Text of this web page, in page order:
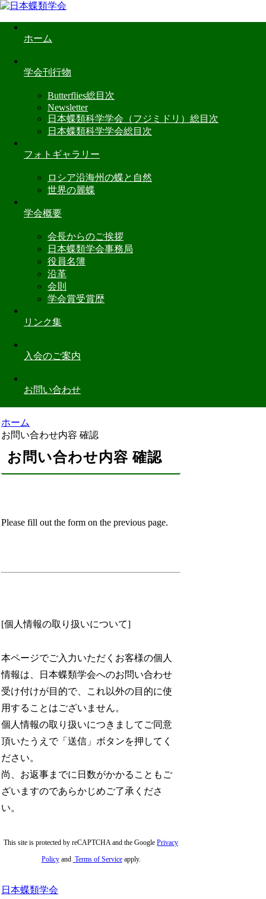
ホーム
学会刊行物
Butterflies総目次
Newsletter
日本蝶類科学学会（フジミドリ）総目次
日本蝶類科学学会総目次
フォトギャラリー
ロシア沿海州の蝶と自然
世界の麗蝶
学会概要
会長からのご挨拶
日本蝶類学会事務局
役員名簿
沿革
会則
学会賞受賞歴
リンク集
入会のご案内
お問い合わせ
ホーム
お問い合わせ内容 確認
お問い合わせ内容 確認
[個人情報の取り扱いについて]
本ページでご入力いただくお客様の個人
情報は、日本蝶類学会へのお問い合わせ
受け付けが目的で、これ以外の目的に使
用することはございません。
個人情報の取り扱いにつきましてご同意
頂いたうえで「送信」ボタンを押してく
ださい。
尚、お返事までに日数がかかることもご
ざいますのであらかじめご了承くださ
い。
This site is protected by reCAPTCHA and the GooglePrivacy
Policyand Terms of Serviceapply.
日本蝶類学会